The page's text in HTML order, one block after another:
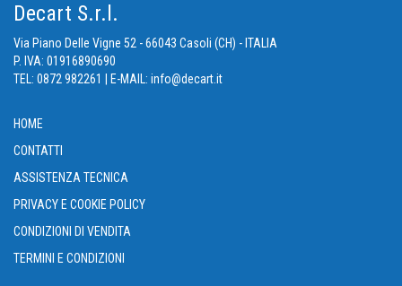
Decart S.r.l.
Via Piano Delle Vigne 52 - 66043 Casoli (CH) - ITALIA
P. IVA: 01916890690
TEL: 0872 982261 | E-MAIL: info@decart.it
HOME
CONTATTI
ASSISTENZA TECNICA
PRIVACY E COOKIE POLICY
CONDIZIONI DI VENDITA
TERMINI E CONDIZIONI